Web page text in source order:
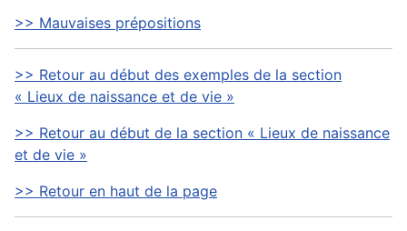
>> Mauvaises prépositions
>> Retour au début des exemples de la section
« Lieux de naissance et de vie »
>> Retour au début de la section « Lieux de naissance
et de vie »
>> Retour en haut de la page